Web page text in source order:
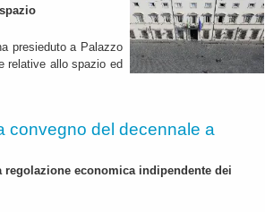
presieduto a Palazzo
relative allo spazio ed
convegno del decennale a
regolazione economica indipendente dei